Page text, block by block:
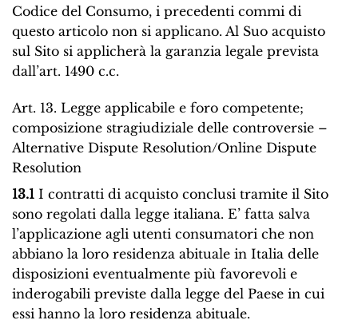
Codice del Consumo, i precedenti commi di
questo articolo non si applicano. Al Suo acquisto
sul Sito si applicherà la garanzia legale prevista
dall’art. 1490 c.c.
Art. 13. Legge applicabile e foro competente;
composizione stragiudiziale delle controversie –
Alternative Dispute Resolution/Online Dispute
Resolution
13.1 I contratti di acquisto conclusi tramite il Sito
sono regolati dalla legge italiana. E’ fatta salva
l’applicazione agli utenti consumatori che non
abbiano la loro residenza abituale in Italia delle
disposizioni eventualmente più favorevoli e
inderogabili previste dalla legge del Paese in cui
essi hanno la loro residenza abituale.